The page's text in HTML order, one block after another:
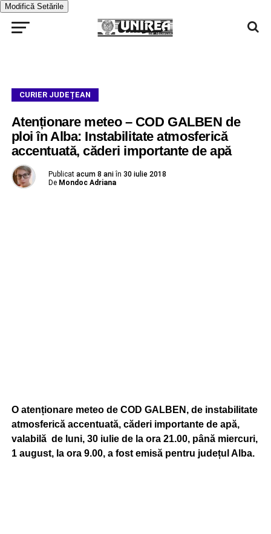
Modifică Setările
CURIER JUDEȚEAN
Atenționare meteo – COD GALBEN de
ploi în Alba: Instabilitate atmosferică
accentuată, căderi importante de apă
Publicat acum 8 ani în 30 iulie 2018
De Mondoc Adriana
O atenționare meteo de COD GALBEN, de instabilitate
atmosferică accentuată, căderi importante de apă,
valabilă de luni, 30 iulie de la ora 21.00, până miercuri,
1 august, la ora 9.00, a fost emisă pentru județul Alba.